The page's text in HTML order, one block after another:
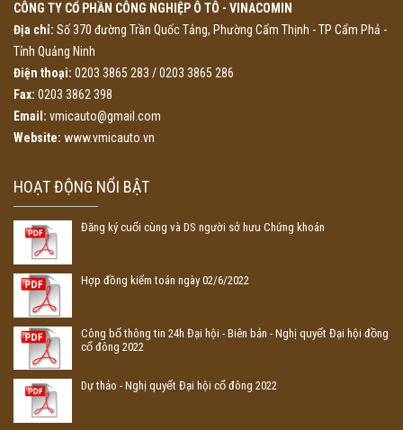
CÔNG TY CỔ PHẦN CÔNG NGHIỆP Ô TÔ - VINACOMIN
Địa chỉ: Số 370 đường Trần Quốc Tảng, Phường Cẩm Thịnh - TP Cẩm Phả -
Tỉnh Quảng Ninh
Điện thoại: 0203 3865 283 / 0203 3865 286
Fax: 0203 3862 398
Email: vmicauto@gmail.com
Website: www.vmicauto.vn
HOẠT ĐỘNG NỔI BẬT
Đăng ký cuối cùng và DS người sở hưu Chứng khoán
Hợp đồng kiểm toán ngày 02/6/2022
Công bố thông tin 24h Đại hội - Biên bản - Nghị quyết Đại hội đồng
cổ đông 2022
Dự thảo - Nghị quyết Đại hội cổ đông 2022